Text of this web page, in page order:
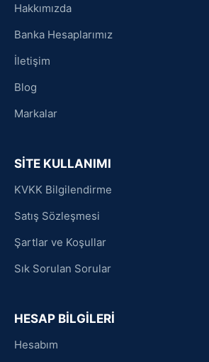
Hakkımızda
Banka Hesaplarımız
İletişim
Blog
Markalar
SİTE KULLANIMI
KVKK Bilgilendirme
Satış Sözleşmesi
Şartlar ve Koşullar
Sık Sorulan Sorular
HESAP BİLGİLERİ
Hesabım